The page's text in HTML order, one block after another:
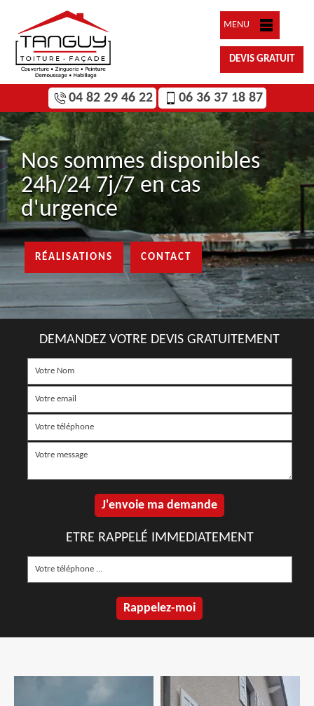
MENU
DEVIS GRATUIT
04 82 29 46 22 06 36 37 18 87
Nos sommes disponibles
24h/24 7j/7 en cas
d'urgence
RÉALISATIONS CONTACT
DEMANDEZ VOTRE DEVIS GRATUITEMENT
ETRE RAPPELÉ IMMEDIATEMENT